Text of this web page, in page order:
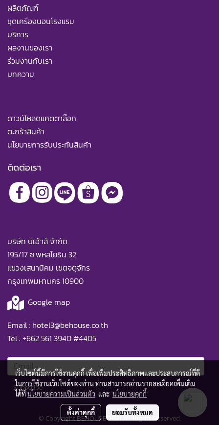
ผลิตภัณฑ์
ชุดเครื่องนอนโรงแรม
บริการ
ผลงานของเรา
ร่วมงานกับเรา
บทความ
ดาวน์โหลดแคตตาล๊อก
ตะกร้าสินค้า
นโยบายการรับประกันสินค้า
ติดต่อเรา
บริษัท บีเฮ้าส์ จำกัด
195/17 ซ.พหลโยธิน 32
แขวงเสนานิคม เขตจตุจักร
กรุงเทพมหานคร 10900
Google map
Email : hotel3@behouse.co.th
Tel : +662 561 3940#4405
Subscribe
© Copyright BEHOUSE 2021 All Rights Reserved.
เว็บไซต์นี้มีการใช้งานคุกกี้ เพื่อเพิ่มประสิทธิภาพและประสบการณ์ที่ดี
ในการใช้งานเว็บไซต์ของท่าน ท่านสามารถอ่านรายละเอียดเพิ่มเติม
ได้ที่นโยบายความเป็นส่วนตัว และ นโยบายคุกกี้
ตั้งค่าคุกกี้ ยอมรับทั้งหมด